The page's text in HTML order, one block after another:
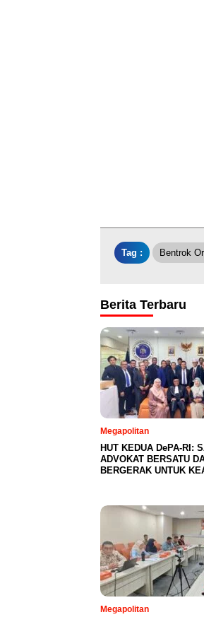
Tag : Bentrok
Berita Terbaru
Megapolitan
HUT KEDUA DePA-RI:
ADVOKAT BERSATU
BERGERAK UNTUK
Megapolitan